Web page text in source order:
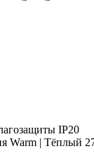
IP20
Warm | Тёплый